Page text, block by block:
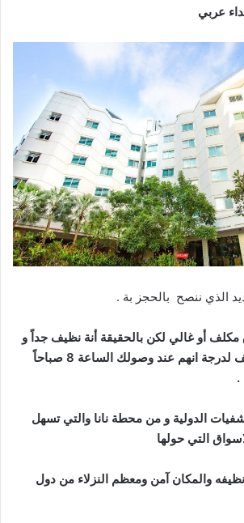
عربي
الذي ننصح بالحجز بة .
أو غالي لكن بالحقيقة أنة نظيف جداً و
يحاول الاهتمام بالضيف لدرجة انهم عند وصولك الساعة 8 صباحاً
.
الدولية و من محطة نانا والتي تسهل
التي حولها
والمكان آمن ومعظم النزلاء من دول